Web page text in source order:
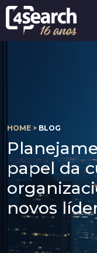
HOME > BLOG
papel da
novos